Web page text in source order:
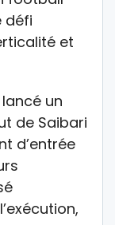
défi
et
lancé un
de Saibari
d’entrée